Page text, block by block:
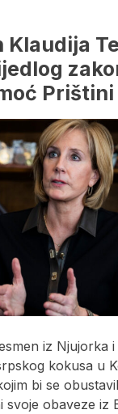
Klaudija
Prištini
iz Njujorka i
kokusa u
bi se
svoje obaveze iz